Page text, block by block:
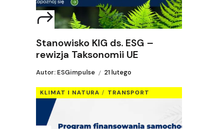
Stanowisko KIG ds. ESG –
rewizja Taksonomii UE
Autor: ESGimpulse 21 lutego
KLIMAT I NATURA TRANSPORT